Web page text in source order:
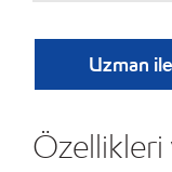
Uzman
Özellikleri